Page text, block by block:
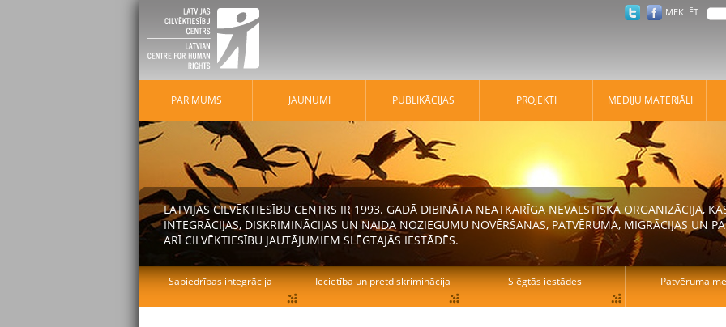
MEKLĒT
PAR MUMS JAUNUMI PUBLIKĀCIJAS PROJEKTI MEDIJU MATERIĀLI
LATVIJAS CILVĒKTIESĪBU CENTRS IR 1993. GADĀ DIBINĀTA NEATKARĪGA NEVALSTISKA ORGANIZĀCIJA,
INTEGRĀCIJAS, DISKRIMINĀCIJAS UN NAIDA NOZIEGUMU NOVĒRŠANAS, PATVĒRUMA, MIGRĀCIJAS UN
ARĪ CILVĒKTIESĪBU JAUTĀJUMIEM SLĒGTAJĀS IESTĀDĒS.
Sabiedrības integrācija Iecietība un pretdiskriminācija Slēgtās iestādes Patvēruma